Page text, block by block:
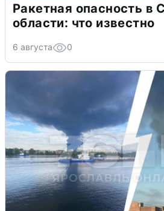
Ракетная опасность в
области: что известно
6 августа 0